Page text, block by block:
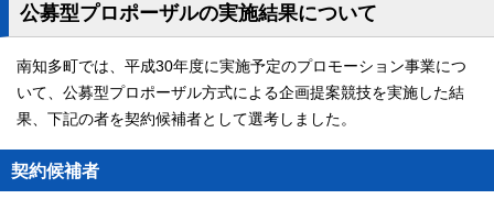
公募型プロポーザルの実施結果について
南知多町では、平成30年度に実施予定のプロモーション事業につ
いて、公募型プロポーザル方式による企画提案競技を実施した結
果、下記の者を契約候補者として選考しました。
契約候補者